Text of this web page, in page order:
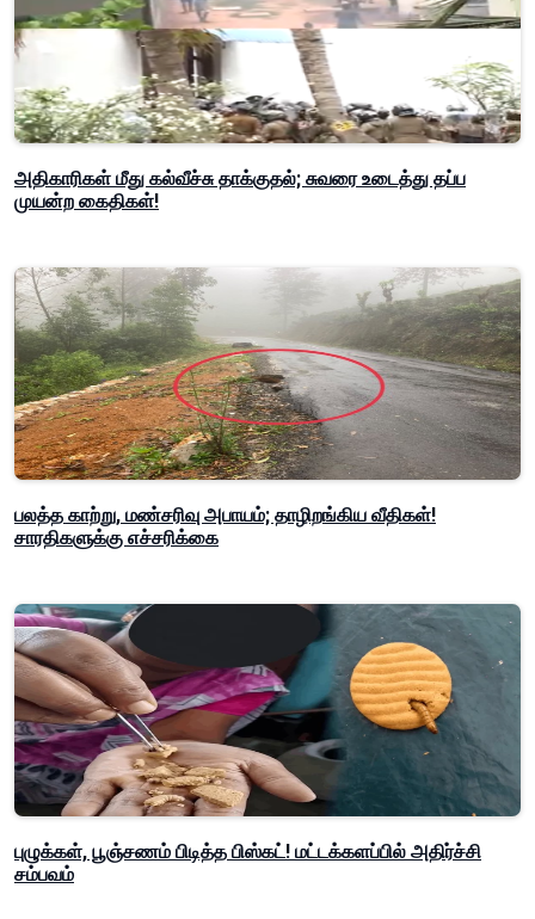
அதிகாரிகள் மீது கல்வீச்சு தாக்குதல்; சுவரை உடைத்து தப்ப
முயன்ற கைதிகள்!
பலத்த காற்று, மண்சரிவு அபாயம்; தாழிறங்கிய வீதிகள்!
சாரதிகளுக்கு எச்சரிக்கை
புழுக்கள், பூஞ்சணம் பிடித்த பிஸ்கட்! மட்டக்களப்பில் அதிர்ச்சி
சம்பவம்